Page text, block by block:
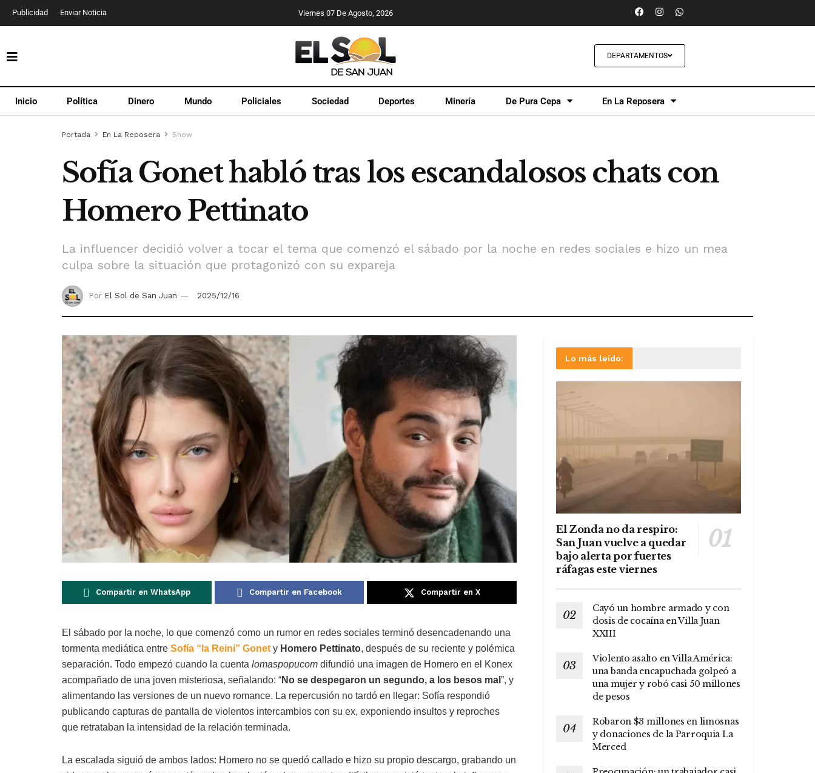
Publicidad Enviar Noticia Viernes 07 De Agosto, 2026
DEPARTAMENTOS
Inicio Política Dinero Mundo Policiales Sociedad Deportes Minería De Pura Cepa En La Reposera
Portada En La Reposera Show
Sofía Gonet habló tras los escandalosos chats con
Homero Pettinato
La influencer decidió volver a tocar el tema que comenzó el sábado por la noche en redes sociales e hizo un mea
culpa sobre la situación que protagonizó con su expareja
Por El Sol de San Juan 2025/12/16
Compartir en WhatsApp Compartir en Facebook Compartir en X
El sábado por la noche, lo que comenzó como un rumor en redes sociales terminó desencadenando una
tormenta mediática entre Sofía “la Reini” Gonet y Homero Pettinato, después de su reciente y polémica
separación. Todo empezó cuando la cuenta lomaspopucom difundió una imagen de Homero en el Konex
acompañado de una joven misteriosa, señalando: “No se despegaron un segundo, a los besos mal ”, y
alimentando las versiones de un nuevo romance. La repercusión no tardó en llegar: Sofía respondió
publicando capturas de pantalla de violentos intercambios con su ex, exponiendo insultos y reproches
que retrataban la intensidad de la relación terminada.
La escalada siguió de ambos lados: Homero no se quedó callado e hizo su propio descargo, grabando un
Lo más leído:
El Zonda no da respiro:
San Juan vuelve a quedar
bajo alerta por fuertes
ráfagas este viernes
Cayó un hombre armado y con
dosis de cocaína en Villa Juan
XXIII
Violento asalto en Villa América:
una banda encapuchada golpeó a
una mujer y robó casi 50 millones
de pesos
Robaron $3 millones en limosnas
y donaciones de la Parroquia La
Merced